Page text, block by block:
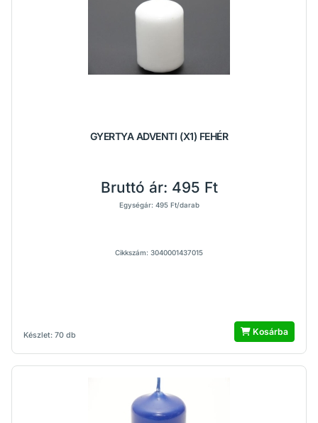
GYERTYA ADVENTI (X1) FEHÉR
Készlet: 70 db
Bruttó ár: 495 Ft
Egységár: 495 Ft/darab
Cikkszám: 3040001437015
Kosárba